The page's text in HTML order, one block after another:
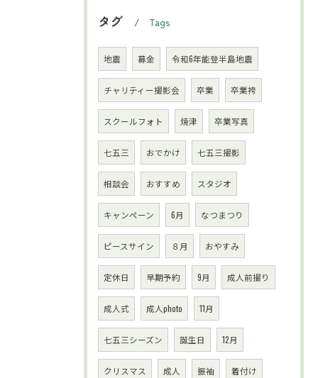
タグ Tags
地震 募金 令和6年能登半島地震
チャリティー撮影会 卒業 卒業袴
スクールフォト 焼津 卒業写真
七五三 おでかけ 七五三撮影
相談会 おすすめ スタジオ
キャンペーン 6月 なつまつり
ピースサイン ８月 おやすみ
定休日 早期予約 9月 成人前撮り
成人式 成人photo 11月
七五三シーズン 誕生日 12月
クリスマス 成人 振袖 着付け